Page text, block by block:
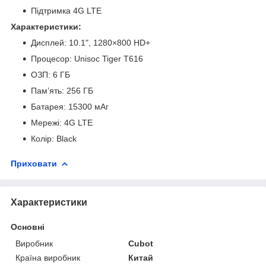
Підтримка 4G LTE
Характеристики:
Дисплей: 10.1", 1280×800 HD+
Процесор: Unisoc Tiger T616
ОЗП: 6 ГБ
Пам’ять: 256 ГБ
Батарея: 15300 мАг
Мережі: 4G LTE
Колір: Black
Приховати
Характеристики
Основні
Виробник
Cubot
Країна виробник
Китай